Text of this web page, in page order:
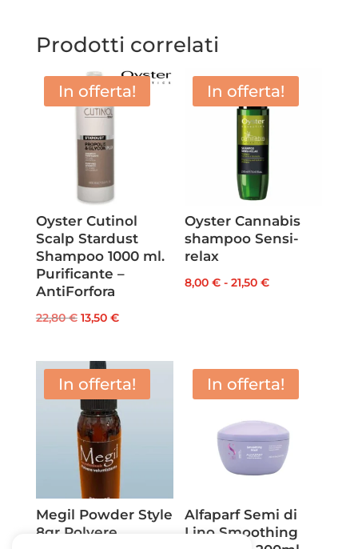
Prodotti correlati
In offerta!
Oyster Cutinol
Scalp Stardust
Shampoo 1000 ml.
Purificante –
AntiForfora
22,80€ Il
originale
era:
22,80 €.
13,50 €Il
attuale
è:
13,50 €.
In offerta!
Oyster Cannabis
shampoo Sensi-
relax
8,00€ - 21,50€Fascia
a
In offerta!
Megil Powder Style
8gr Polvere
In offerta!
Alfaparf Semi di
Lino Smoothing